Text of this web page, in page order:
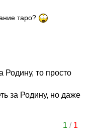
таро?
Родину, то просто
за Родину, но даже
1 / 1